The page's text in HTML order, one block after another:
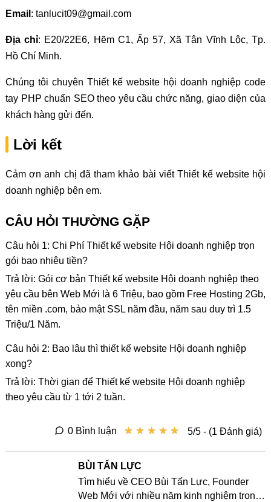
Email : tanlucit09@gmail.com
Địa chỉ: E20/22E6, Hẽm C1, Ấp 57, Xã Tân Vĩnh Lộc, Tp.
Hồ Chí Minh.
Chúng tôi chuyên Thiết kế website hội doanh nghiệp code
tay PHP chuẩn SEO theo yêu cầu chức năng, giao diện của
khách hàng gửi đến.
Lời kết
Cảm ơn anh chị đã tham khảo bài viết Thiết kế website hội
doanh nghiệp bên em.
CÂU HỎI THƯỜNG GẶP
Câu hỏi 1: Chi Phí Thiết kế website Hội doanh nghiệp trọn
gói bao nhiêu tiền?
Trả lời: Gói cơ bản Thiết kế website Hội doanh nghiệp theo
yêu cầu bên Web Mới là 6 Triệu, bao gồm Free Hosting 2Gb,
tên miền .com, bảo mật SSL năm đầu, năm sau duy trì 1.5
Triệu/1 Năm.
Câu hỏi 2: Bao lâu thì thiết kế website Hội doanh nghiệp
xong?
Trả lời: Thời gian để Thiết kế website Hội doanh nghiệp
theo yêu cầu từ 1 tới 2 tuần.
★ ★ ★ ★ ★
★ ★ ★ ★ ★ 5/5 - (1 Đánh giá)
0 Bình luận
BÙI TẤN LỰC
Tìm hiểu về CEO Bùi Tấn Lực, Founder
Web Mới với nhiều năm kinh nghiệm trong